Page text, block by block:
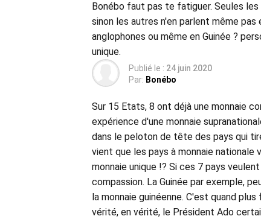
Bonébo faut pas te fatiguer. Seules
sinon les autres n'en parlent même
anglophones ou même en Guinée ?
unique.
Publié le : 24 juin 2020
Par: Bonébo
Sur 15 Etats, 8 ont déjà une monnaie
expérience d'une monnaie
dans le peloton de tête des pays qui
vient que les pays à monnaie
monnaie unique !? Si ces 7 pays
compassion. La Guinée par exemple,
la monnaie guinéenne. C'est quand
vérité, en vérité, le Président Ado